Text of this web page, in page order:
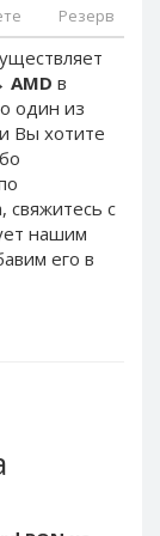
Резерв
AMD в
один из
Вы хотите
свяжитесь с
нашим
его в
WMZ
WMR
WME
WMU
WMK
INR